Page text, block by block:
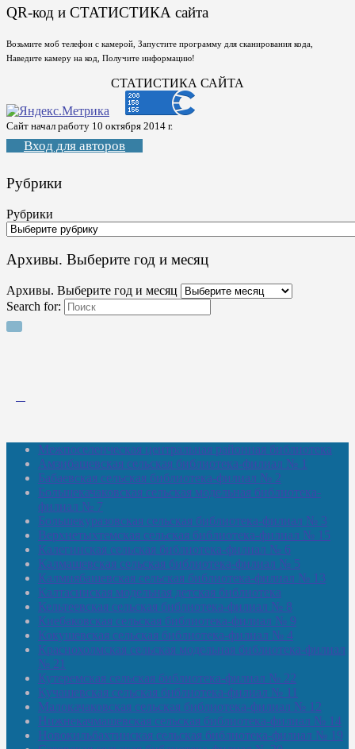
QR-код и СТАТИСТИКА сайта
Возьмите моб телефон с камерой, Запустите программу для сканирования кода,
Наведите камеру на код, Получите информацию!
СТАТИСТИКА САЙТА
Сайт начал работу 10 октября 2014 г.
Вход для авторов
Рубрики
Рубрики
Архивы. Выберите год и месяц
Архивы. Выберите год и месяц
Search for:
Межпоселенческая центральная районная библиотека
Амзибашевская сельская библиотека-филиал № 1
Бабаевская сельская библиотека-филиал № 2
Большекачаковская сельская модельная библиотека-
филиал № 7
Большекуразовская сельская библиотека-филиал № 3
Верхнетыхтемская сельская библиотека-филиал № 15
Калегинская сельская библиотека-филиал № 6
Калмашевская сельская библиотека-филиал № 5
Калмиябашевская сельская библиотека-филиал № 13
Калтасинская модельная детская библиотека
Кельтеевская сельская библиотека-филиал № 8
Киебаковская сельская библиотека-филиал № 9
Кокушевская сельская библиотека-филиал № 4
Краснохолмская сельская модельная библиотека-филиал
№ 21
Кутеремская сельская библиотека-филиал № 22
Кучашевская сельская библиотека-филиал № 11
Малокачаковская сельская библиотека-филиал № 12
Нижнекачмашевская сельская библиотека-филиал № 14
Новокильбахтинская сельская библиотека-филиал № 19